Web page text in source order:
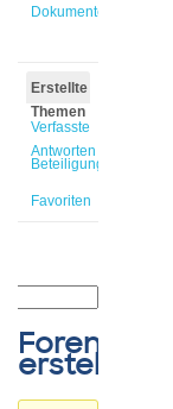
Dokumente
Erstellte
Themen
Verfasste
Antworten
Beteiligungen
Favoriten
erstellt